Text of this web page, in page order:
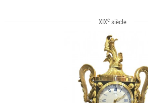
XIXe siècle